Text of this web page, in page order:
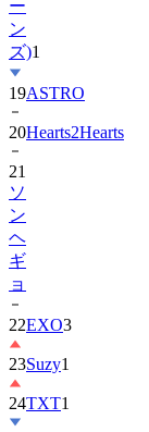
ズ)
19ASTRO
20Hearts2Hearts
21
ソ
ン
ヘ
ギ
ョ
22
23Suzy1
24TXT1
25IDID1